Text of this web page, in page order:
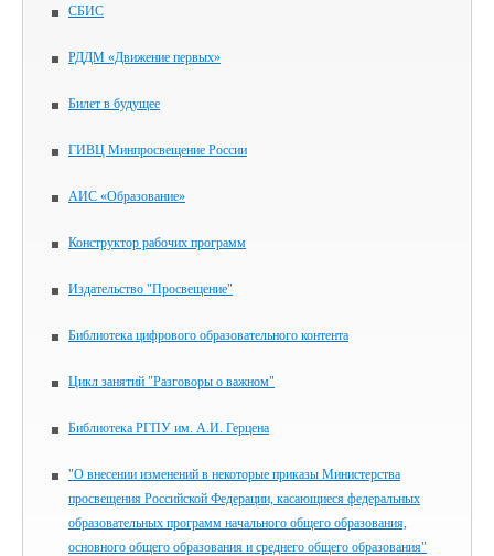
СБИС
РДДМ «Движение первых»
Билет в будущее
ГИВЦ Минпросвещение России
АИС «Образование»
Конструктор рабочих программ
Издательство "Просвещение"
Библиотека цифрового образовательного контента
Цикл занятий "Разговоры о важном"
Библиотека РГПУ им. А.И. Герцена
"О внесении изменений в некоторые приказы Министерства
просвещения Российской Федерации, касающиеся федеральных
образовательных программ начального общего образования,
основного общего образования и среднего общего образования"